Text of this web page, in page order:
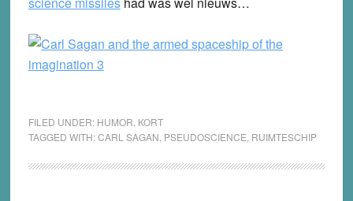
FILED UNDER: HUMOR KORT
TAGGED WITH:CARL SAGAN PSEUDOSCIENCE RUIMTESCHIP